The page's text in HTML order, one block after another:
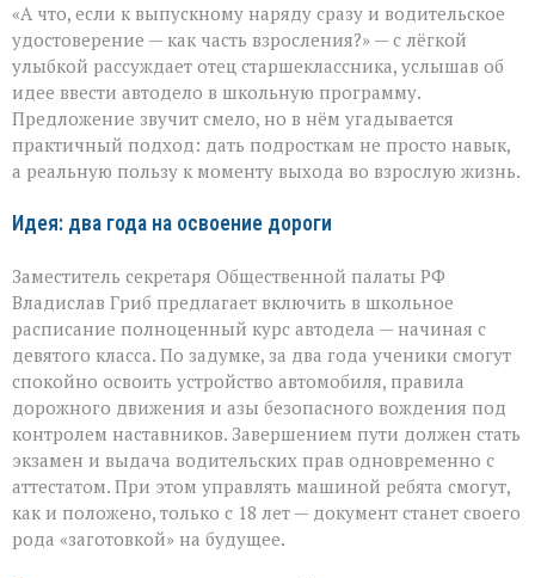
в
придачу
аттестату:
школьная
инициатива
«А что, если к выпускному наряду сразу и водительское
удостоверение — как часть взросления?» — с лёгкой
улыбкой рассуждает отец старшеклассника, услышав об
идее ввести автодело в школьную программу.
Предложение звучит смело, но в нём угадывается
практичный подход: дать подросткам не просто навык,
а реальную пользу к моменту выхода во взрослую жизнь.
Идея: два года на освоение дороги
Заместитель секретаря Общественной палаты РФ
Владислав Гриб предлагает включить в школьное
расписание полноценный курс автодела — начиная с
девятого класса. По задумке, за два года ученики смогут
спокойно освоить устройство автомобиля, правила
дорожного движения и азы безопасного вождения под
контролем наставников. Завершением пути должен стать
экзамен и выдача водительских прав одновременно с
аттестатом. При этом управлять машиной ребята смогут,
как и положено, только с 18 лет — документ станет своего
рода «заготовкой» на будущее.